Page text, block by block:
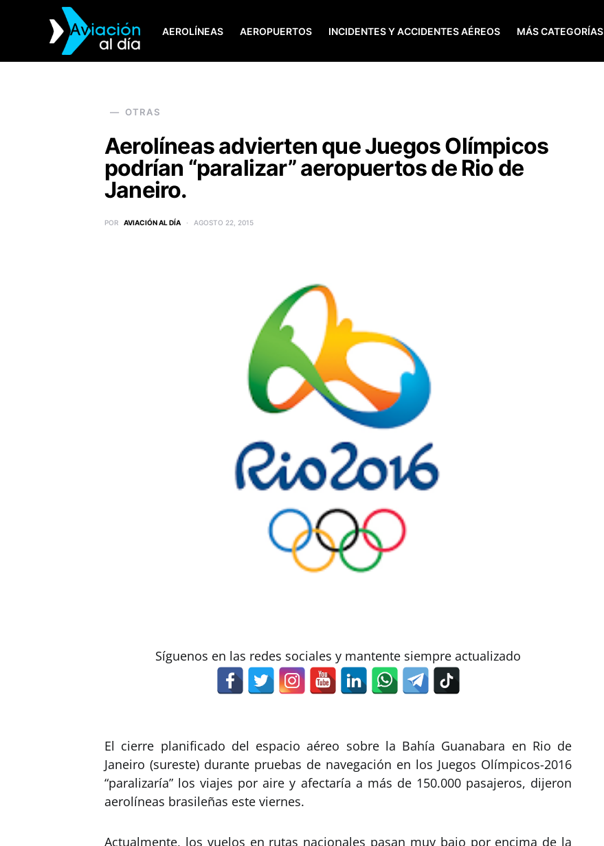
AEROLÍNEAS AEROPUERTOS INCIDENTES Y ACCIDENTES AÉREOS MÁS CATEGORÍAS
SEARCH FOR:
OTRAS
Aerolíneas advierten que Juegos Olímpicos
podrían “paralizar” aeropuertos de Rio de
Janeiro.
POR AVIACIÓN AL DÍA AGOSTO 22, 2015
Síguenos en las redes sociales y mantente siempre actualizado
El cierre planificado del espacio aéreo sobre la Bahía Guanabara en Rio de
Janeiro (sureste) durante pruebas de navegación en los Juegos Olímpicos-2016
“paralizaría” los viajes por aire y afectaría a más de 150.000 pasajeros, dijeron
aerolíneas brasileñas este viernes.
Actualmente, los vuelos en rutas nacionales pasan muy bajo por encima de la